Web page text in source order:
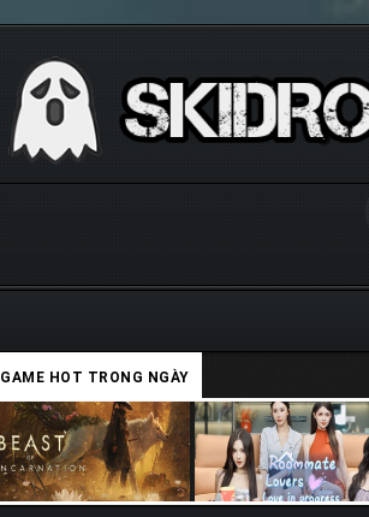
GAME HOT TRONG NGÀY